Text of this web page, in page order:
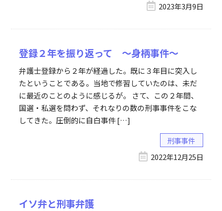
2023年3月9日
登録２年を振り返って ～身柄事件～
弁護士登録から２年が経過した。既に３年目に突入し
たということである。当地で修習していたのは、未だ
に最近のことのように感じるが。 さて、この２年間、
国選・私選を問わず、それなりの数の刑事事件をこな
してきた。圧倒的に自白事件 […]
刑事事件
2022年12月25日
イソ弁と刑事弁護